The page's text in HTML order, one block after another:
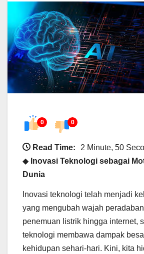
0 0
Read Time:
2 Minute, 50
◆ Inovasi Teknologi sebagai
Dunia
Inovasi teknologi telah menjadi
yang mengubah wajah
penemuan listrik hingga internet,
teknologi membawa dampak
kehidupan sehari-hari. Kini, kita